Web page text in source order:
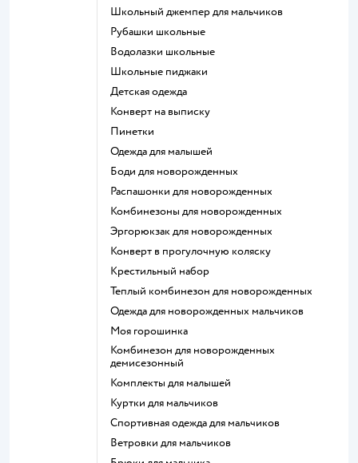
Школьный джемпер для мальчиков
Рубашки школьные
Водолазки школьные
Школьные пиджаки
Детская одежда
Конверт на выписку
Пинетки
Одежда для малышей
Боди для новорожденных
Распашонки для новорожденных
Комбинезоны для новорожденных
Эргорюкзак для новорожденных
Конверт в прогулочную коляску
Крестильный набор
Теплый комбинезон для новорожденных
Одежда для новорожденных мальчиков
Моя горошинка
Комбинезон для новорожденных
демисезонный
Комплекты для малышей
Куртки для мальчиков
Спортивная одежда для мальчиков
Ветровки для мальчиков